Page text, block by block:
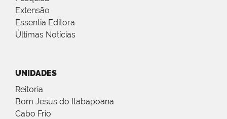
Extensão
Essentia Editora
Últimas Notícias
UNIDADES
Reitoria
Bom Jesus do Itabapoana
Cabo Frio